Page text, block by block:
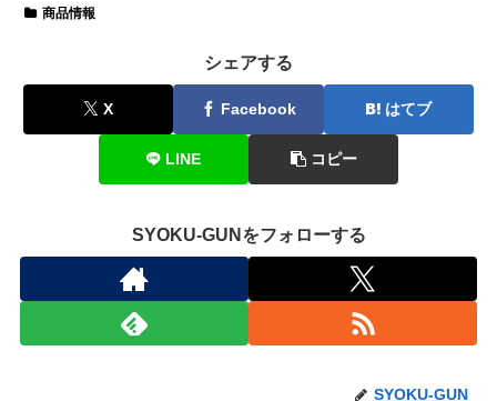
商品情報
シェアする
X Facebook はてブ
LINE コピー
SYOKU-GUNをフォローする
SYOKU-GUN